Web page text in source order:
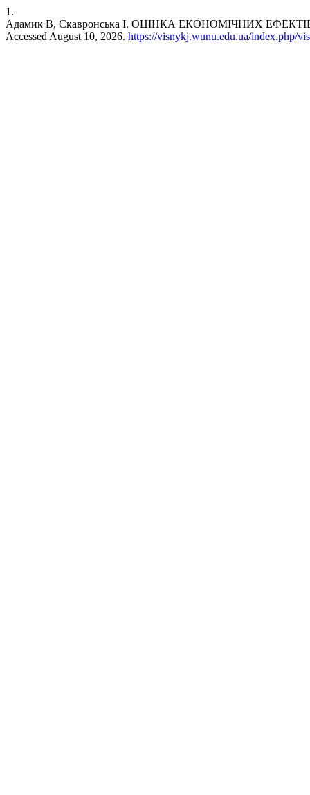
1.
Адамик В, Скавронська І. ОЦІНКА ЕКОНОМІЧНИХ
Accessed August 10, 2026. https://visnykj.wunu.edu.ua/index.php/